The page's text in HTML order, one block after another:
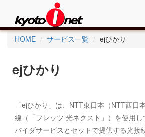
HOME サービス一覧 ejひかり
ejひかり
「ejひかり」は、NTT東日本（NTT西日
線（「フレッツ 光ネクスト」）を使用
バイダサービスとセットで提供する光接